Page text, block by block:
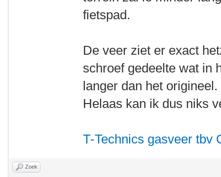
fietspad.
De veer ziet er exact
schroef gedeelte wat in
langer dan het
Helaas kan ik dus niks
T-Technics gasveer tbv
Zoek